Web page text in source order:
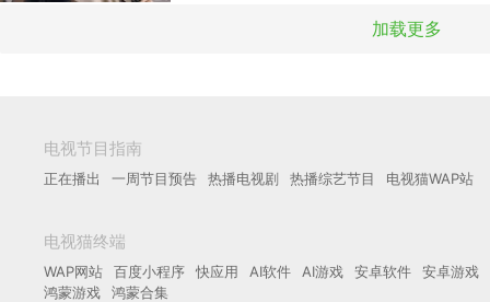
加载更多
电视节目指南
正在播出 一周节目预告 热播电视剧 热播综艺节目 电视猫WAP站
电视猫终端
WAP网站 百度小程序 快应用 AI软件 AI游戏 安卓软件
安卓游戏
鸿蒙游戏
鸿蒙合集